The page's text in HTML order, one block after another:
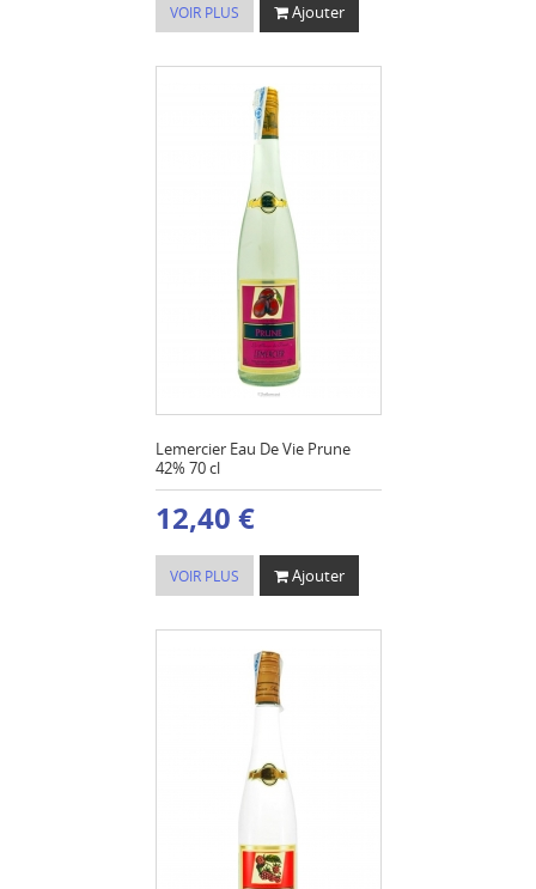
VOIR PLUS Ajouter
Lemercier Eau De Vie Prune
42% 70 cl
12,40 €
VOIR PLUS Ajouter